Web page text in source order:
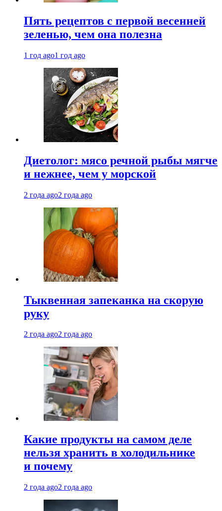
Пять рецептов с первой весенней
зеленью, чем она полезна
1 год ago1 год ago
Диетолог: мясо речной рыбы мягче
и нежнее, чем у морской
2 года ago2 года ago
Тыквенная запеканка на скорую
руку
2 года ago2 года ago
Какие продукты на самом деле
нельзя хранить в холодильнике
и почему
2 года ago2 года ago